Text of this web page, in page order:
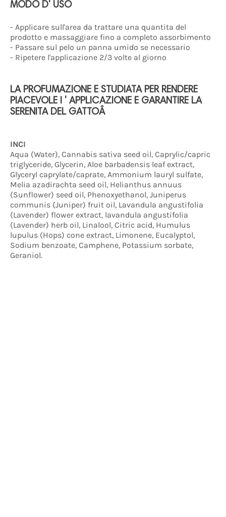
MODO D' USO
- Applicare sull'area da trattare una quantita del
prodotto e massaggiare fino a completo assorbimento
- Passare sul pelo un panna umido se necessario
- Ripetere l'applicazione 2/3 volte al giorno
LA PROFUMAZIONE E STUDIATA PER RENDERE
PIACEVOLE I ' APPLICAZIONE E GARANTIRE LA
SERENITA DEL GATTOÂ
INCI
Aqua (Water), Cannabis sativa seed oil, Caprylic/capric
triglyceride, Glycerin, Aloe barbadensis leaf extract,
Glyceryl caprylate/caprate, Ammonium lauryl sulfate,
Melia azadirachta seed oil, Helianthus annuus
(Sunflower) seed oil, Phenoxyethanol, Juniperus
communis (Juniper) fruit oil, Lavandula angustifolia
(Lavender) flower extract, lavandula angustifolia
(Lavender) herb oil, Linalool, Citric acid, Humulus
lupulus (Hops) cone extract, Limonene, Eucalyptol,
Sodium benzoate, Camphene, Potassium sorbate,
Geraniol.